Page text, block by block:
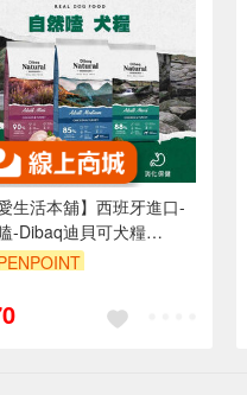
愛生活本舖】西班牙進口-
-Dibaq迪貝可犬糧
迪貝可